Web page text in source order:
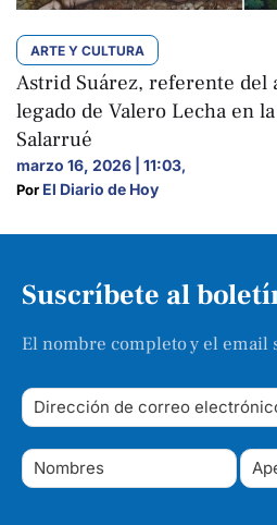
ARTE Y CULTURA
Astrid Suárez, referente del
legado de Valero Lecha en
Salarrué
marzo 16, 2026 | 11:03,
Por El Diario de Hoy
Suscríbete al
El nombre completo y el email